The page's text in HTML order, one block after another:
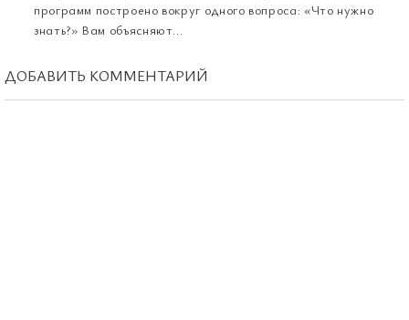
программ построено вокруг одного вопроса: «Что нужно
знать?» Вам объясняют...
ДОБАВИТЬ КОММЕНТАРИЙ